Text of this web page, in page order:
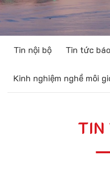
Tin nội bộ Tin tức
Kinh nghiệm nghề môi
TIN